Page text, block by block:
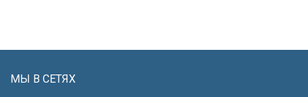
МЫ В СЕТЯХ